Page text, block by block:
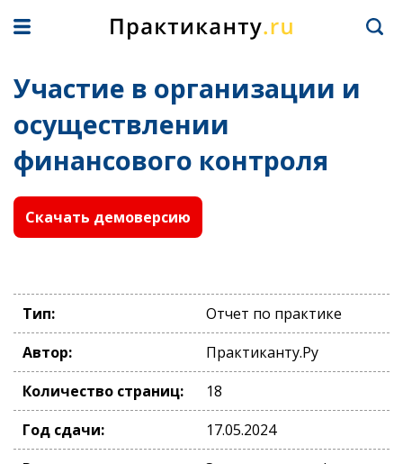
Участие в организации и
осуществлении
финансового контроля
Скачать демоверсию
Тип:
Отчет по практике
Автор:
Практиканту.Ру
Количество страниц:
18
Год сдачи:
17.05.2024